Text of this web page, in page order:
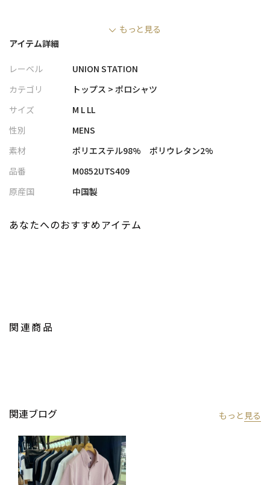
・凹凸感のあるスクエアパターンのジャガード素材を使用
・清涼感のある肌触りで暑い季節も快適な着用感
・衿元は隠しボタンダウン仕様で、上品な印象をキープ
・ジャケットインでも衿がきれいに収まり、きれいめスタイルに
・シンプルながら存在感のある素材感で、1枚でも様になるアイテ
ム
・セットアップやテーラードジャケットのインナーにして、オフ
ィスカジュアルに
・デニム＋スニーカーで、抜け感あるキレイめカジュアルに
肩ひじを張らずに自分に合ったおしゃれを楽しめる、きれいめス
もっと見る
アイテム詳細
レーベル
UNION STATION
カテゴリ
トップス > ポロシャツ
サイズ
M L LL
性別
MENS
素材
ポリエステル98% ポリウレタン2%
品番
M0852UTS409
原産国
中国製
関連商品
あなたへのおすすめアイテム
関連ブログ もっと 見る